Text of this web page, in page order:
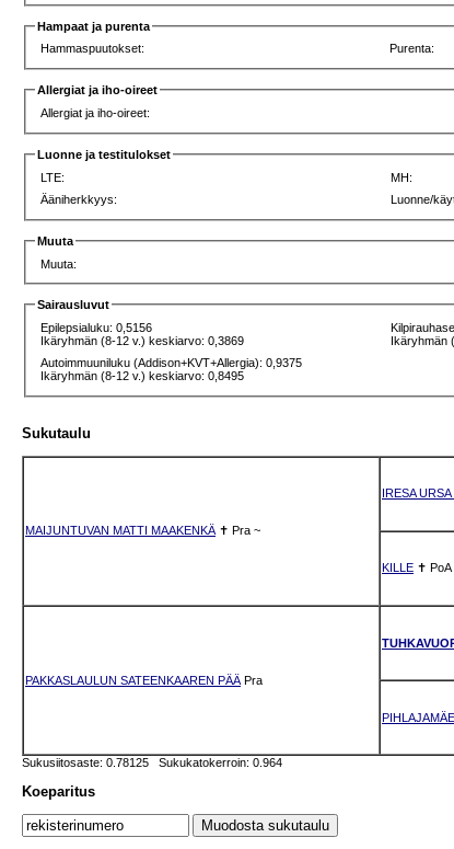
Hampaat ja purenta
Hammaspuutokset:
Purenta:
Allergiat ja iho-oireet
Allergiat ja iho-oireet:
Luonne ja testitulokset
LTE:
MH:
Ääniherkkyys:
Luonne/
Muuta
Muuta:
Sairausluvut
Epilepsialuku: 0,5156
Ikäryhmän (8-12 v.) keskiarvo: 0,3869
Ikäryhmän
Autoimmuuniluku (Addison+KVT+Allergia): 0,9375
Ikäryhmän (8-12 v.) keskiarvo: 0,8495
Sukutaulu
MAIJUNTUVAN MATTI MAAKENKÄ ✝ Pra ~
IRESA
KILLE ✝ PoA
PAKKASLAULUN SATEENKAAREN PÄÄ Pra
Sukusiitosaste: 0.78125 Sukukatokerroin: 0.964
Koeparitus